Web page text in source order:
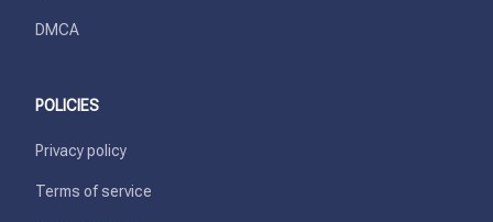
DMCA
POLICIES
Privacy policy
Terms of service